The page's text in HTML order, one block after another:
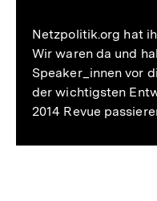
Netzpolitik.org hat
Wir waren da und
Speaker_innen vor
der wichtigsten
2014 Revue